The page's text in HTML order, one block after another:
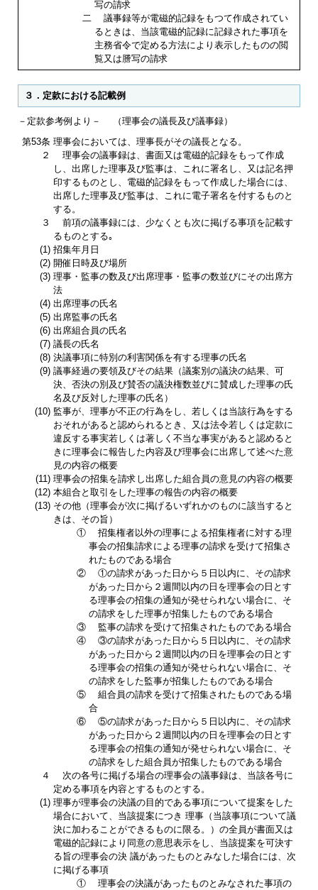
写の請求
二
議事録等が電磁的記録をもつて作成されてい
るときは、当該電磁的記録に記録された事項を
主務省令で定める方法により表示したものの閲
覧又は謄写の請求
３．定款における記載例
－定款参考例より－ （理事会の議長及び議事録）
第53条 理事会においては、理事長がその議長となる。
２
理事会の議事録は、書面又は電磁的記録をもって作成
し、出席した理事及び監事は、これに署名し、又は記名押
印するものとし、電磁的記録をもって作成した場合には、
出席した理事及び監事は、これに電子署名を付するものと
する。
３
前項の議事録には、少なくとも次に掲げる事項を記載す
るものとする｡
(1) 招集年月日
(2) 開催日時及び場所
(3) 理事・監事の数及び出席理事・監事の数並びにその出席方
法
(4) 出席理事の氏名
(5) 出席監事の氏名
(6) 出席組合員の氏名
(7) 議長の氏名
(8) 決議事項に特別の利害関係を有する理事の氏名
(9) 議事経過の要領及びその結果（議案別の議決の結果、可
決、否決の別及び賛否の議決権数並びに賛成した理事の氏
名及び反対した理事の氏名）
(10) 監事が、理事が不正の行為をし、若しくは当該行為をする
おそれがあると認められるとき、又は法令若しくは定款に
違反する事実若しくは著しく不当な事実があると認めると
きに理事会に報告した内容及び理事会に出席して述べた意
見の内容の概要
(11) 理事会の招集を請求し出席した組合員の意見の内容の概要
(12) 本組合と取引をした理事の報告の内容の概要
(13) その他（理事会が次に掲げるいずれかのものに該当すると
きは、その旨）
①
招集権者以外の理事による招集権者に対する理
事会の招集請求による理事の請求を受けて招集さ
れたものである場合
②
①の請求があった日から５日以内に、その請求
があった日から２週間以内の日を理事会の日とす
る理事会の招集の通知が発せられない場合に、そ
の請求をした理事が招集したものである場合
③
監事の請求を受けて招集されたものである場合
④
③の請求があった日から５日以内に、その請求
があった日から２週間以内の日を理事会の日とす
る理事会の招集の通知が発せられない場合に、そ
の請求をした監事が招集したものである場合
⑤
組合員の請求を受けて招集されたものである場
合
⑥
⑤の請求があった日から５日以内に、その請求
があった日から２週間以内の日を理事会の日とす
る理事会の招集の通知が発せられない場合に、そ
の請求をした組合員が招集したものである場合
４
次の各号に掲げる場合の理事会の議事録は、当該各号に
定める事項を内容とするものとする。
(1) 理事が理事会の決議の目的である事項について提案をした
場合において、当該提案につき 理事（当該事項について議
決に加わることができるものに限る。）の全員が書面又は
電磁的記録により同意の意思表示をし、当該提案を可決す
る旨の理事会の決 議があったものとみなした場合には、次
に掲げる事項
①
理事会の決議があったものとみなされた事項の